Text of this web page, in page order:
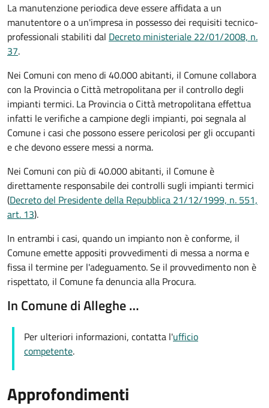
La manutenzione periodica deve essere affidata a un
manutentore o a un'impresa in possesso dei requisiti tecnico-
professionali stabiliti dal Decreto ministeriale 22/01/2008, n.
37.
Nei Comuni con meno di 40.000 abitanti, il Comune collabora
con la Provincia o Città metropolitana per il controllo degli
impianti termici. La Provincia o Città metropolitana effettua
infatti le verifiche a campione degli impianti, poi segnala al
Comune i casi che possono essere pericolosi per gli occupanti
e che devono essere messi a norma.
Nei Comuni con più di 40.000 abitanti, il Comune è
direttamente responsabile dei controlli sugli impianti termici
(Decreto del Presidente della Repubblica 21/12/1999, n. 551,
art. 13).
In entrambi i casi, quando un impianto non è conforme, il
Comune emette appositi provvedimenti di messa a norma e
fissa il termine per l'adeguamento. Se il provvedimento non è
rispettato, il Comune fa denuncia alla Procura.
In Comune di Alleghe …
Per ulteriori informazioni, contatta l'ufficio
competente.
Approfondimenti